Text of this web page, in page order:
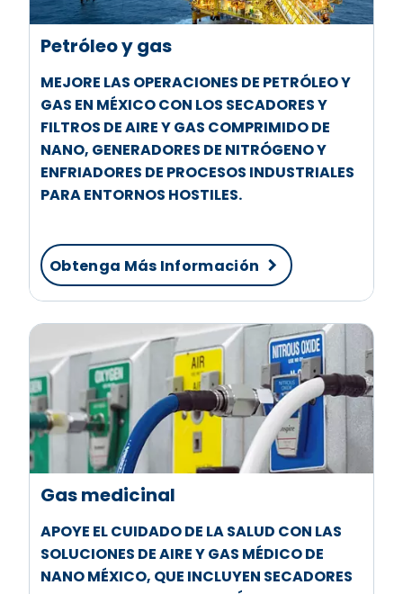
Petróleo y gas
MEJORE LAS OPERACIONES DE PETRÓLEO Y
GAS EN MÉXICO CON LOS SECADORES Y
FILTROS DE AIRE Y GAS COMPRIMIDO DE
NANO, GENERADORES DE NITRÓGENO Y
ENFRIADORES DE PROCESOS INDUSTRIALES
PARA ENTORNOS HOSTILES.
Obtenga Más Información
Gas medicinal
APOYE EL CUIDADO DE LA SALUD CON LAS
SOLUCIONES DE AIRE Y GAS MÉDICO DE
NANO MÉXICO, QUE INCLUYEN SECADORES